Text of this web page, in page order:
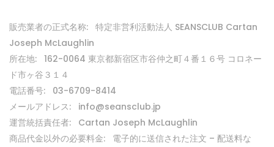
販売業者の正式名称: 特定非営利活動法人 SEANSCLUB Cartan
Joseph McLaughlin
所在地: 162-0064 東京都新宿区市谷仲之町４番１６号 コロネー
ド市ヶ谷３１４
電話番号: 03-6709-8414
メールアドレス: info@seansclub.jp
運営統括責任者: Cartan Joseph McLaughlin
商品代金以外の必要料金: 電子的に送信された注文 – 配送料な